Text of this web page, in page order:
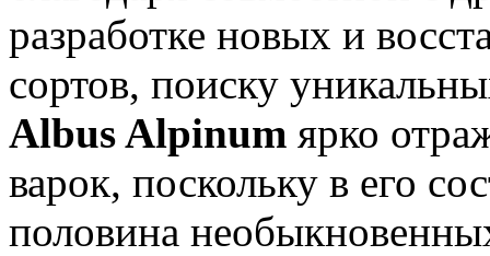
разработке новых и
сортов, поиску
Albus Alpinum ярко
варок, поскольку в его
половина